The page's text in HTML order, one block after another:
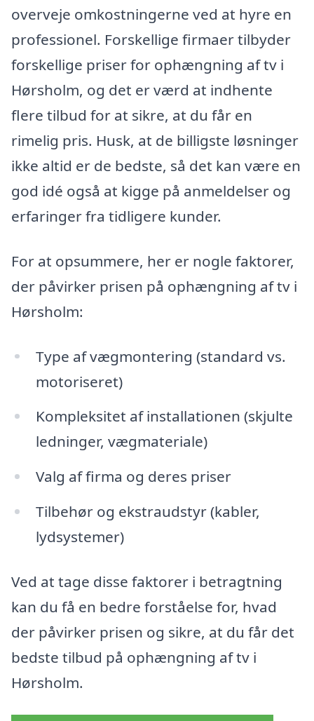
overveje omkostningerne ved at hyre en
professionel. Forskellige firmaer tilbyder
forskellige priser for ophængning af tv i
Hørsholm, og det er værd at indhente
flere tilbud for at sikre, at du får en
rimelig pris. Husk, at de billigste løsninger
ikke altid er de bedste, så det kan være en
god idé også at kigge på anmeldelser og
erfaringer fra tidligere kunder.
For at opsummere, her er nogle faktorer,
der påvirker prisen på ophængning af tv i
Hørsholm:
Type af vægmontering (standard vs.
motoriseret)
Kompleksitet af installationen (skjulte
ledninger, vægmateriale)
Valg af firma og deres priser
Tilbehør og ekstraudstyr (kabler,
lydsystemer)
Ved at tage disse faktorer i betragtning
kan du få en bedre forståelse for, hvad
der påvirker prisen og sikre, at du får det
bedste tilbud på ophængning af tv i
Hørsholm.